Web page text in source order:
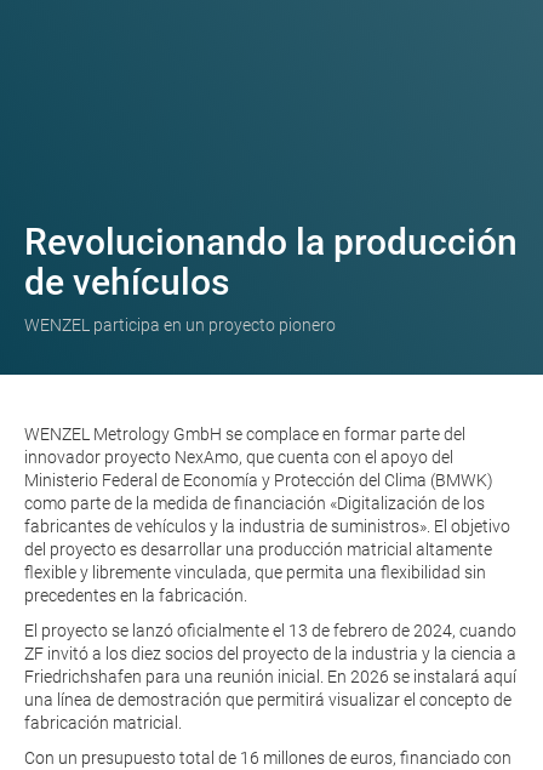
Revolucionando la producción
de vehículos
WENZEL participa en un proyecto pionero
WENZEL Metrology GmbH se complace en formar parte del
innovador proyecto NexAmo, que cuenta con el apoyo del
Ministerio Federal de Economía y Protección del Clima (BMWK)
como parte de la medida de financiación «Digitalización de los
fabricantes de vehículos y la industria de suministros». El objetivo
del proyecto es desarrollar una producción matricial altamente
flexible y libremente vinculada, que permita una flexibilidad sin
precedentes en la fabricación.
El proyecto se lanzó oficialmente el 13 de febrero de 2024, cuando
ZF invitó a los diez socios del proyecto de la industria y la ciencia a
Friedrichshafen para una reunión inicial. En 2026 se instalará aquí
una línea de demostración que permitirá visualizar el concepto de
fabricación matricial.
Con un presupuesto total de 16 millones de euros, financiado con